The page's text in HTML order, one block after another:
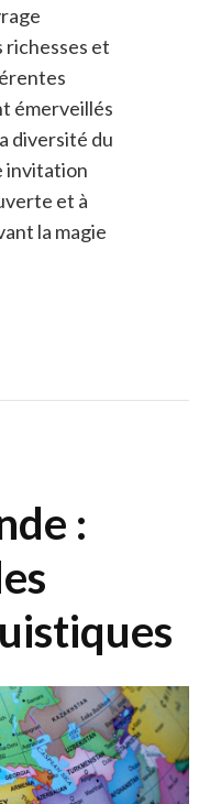
richesses et
émerveillés
diversité du
invitation
et à
la magie
: